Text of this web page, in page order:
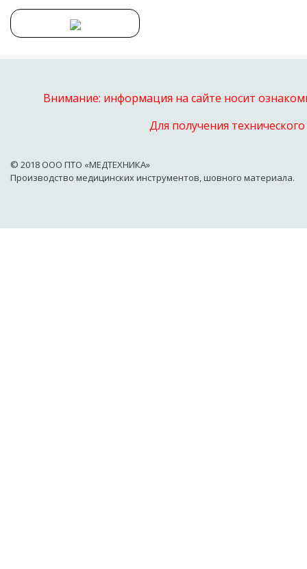
Внимание: информация на сайте носит
Для получения
© 2018 OOO ПТО «МЕДТЕХНИКА»
Производство медицинских инструментов, шовного материала.